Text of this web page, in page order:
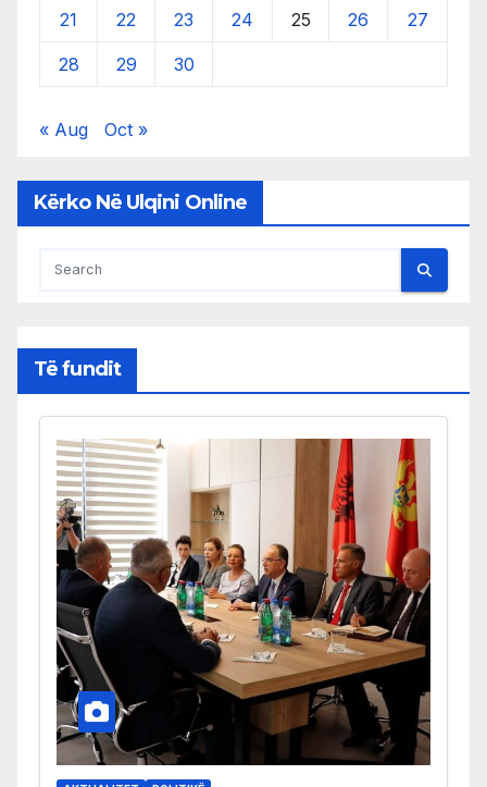
21 22 23 24 25 26 27
28 29 30
« Aug Oct »
Kërko Në Ulqini Online
Të fundit